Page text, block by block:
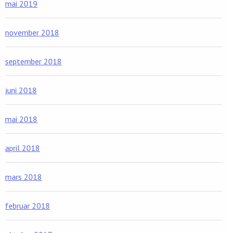
mai 2019
november 2018
september 2018
juni 2018
mai 2018
april 2018
mars 2018
februar 2018